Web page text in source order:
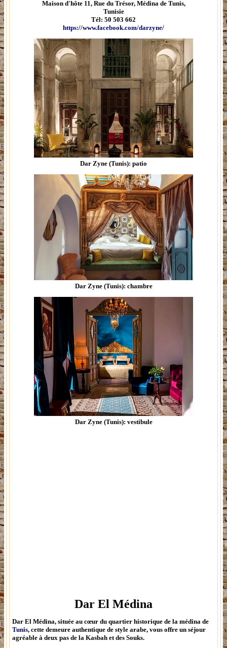
Maison d'hôte​ 11, Rue du Trésor, Médina de Tunis,
Tunisie
Tél: 50 503 662
https://www.facebook.com/darzyne/
Dar Zyne (Tunis): patio
Dar Zyne (Tunis): chambre
Dar Zyne (Tunis): vestibule
Dar El Médina
Dar El Médina, située au cœur du quartier historique de la médina de
Tunis, cette demeure authentique de style arabe, vous offre un séjour
agréable à deux pas de la Kasbah et des Souks.